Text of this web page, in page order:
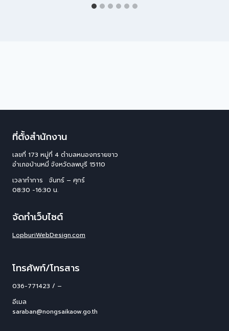
ที่ตั้งสำนักงาน
เลขที่ 173 หมู่ที่ 4 ตําบลหนองทรายขาว
อําเภอบ้านหมี่ จังหวัดลพบุรี 15110
เวลาทำการ จันทร์ – ศุกร์
08:30 -16:30 น.
จัดทำเว็บไซต์
LopburiWebDesign.com
โทรศัพท์/โทรสาร
036-771423 / –
อีเมล
saraban@nongsaikaow.go.th